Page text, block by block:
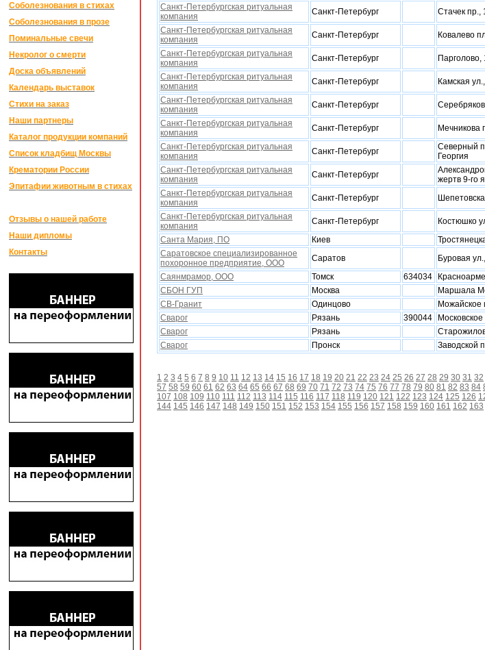
Соболезнования в стихах
Соболезнования в прозе
Поминальные свечи
Некролог о смерти
Доска объявлений
Календарь выставок
Стихи на заказ
Наши партнеры
Каталог продукции компаний
Список кладбищ Москвы
Крематории России
Эпитафии животным в стихах
Отзывы о нашей работе
Наши дипломы
Контакты
Санкт-Петербургская ритуальная
компания
Санкт-Петербург Стачек пр.,
Санкт-Петербургская ритуальная
компания
Санкт-Петербург Ковалево
Санкт-Петербургская ритуальная
компания
Санкт-Петербург
Санкт-Петербургская ритуальная
компания
Санкт-Петербург Камская
Санкт-Петербургская ритуальная
компания
Санкт-Петербург
Санкт-Петербургская ритуальная
компания
Санкт-Петербург Мечникова
Санкт-Петербургская ритуальная
компания
Санкт-Петербург
Северный
Георгия
Санкт-Петербургская ритуальная
компания
Санкт-Петербург
жертв 9-го
Санкт-Петербургская ритуальная
компания
Санкт-Петербург
Санкт-Петербургская ритуальная
компания
Санкт-Петербург Костюшко
Санта Мария, ПО
Киев
Саратовское специализированное
похоронное предприятие, ООО
Саратов Буровая
Саянмрамор, ООО
Томск 634034
СБОН ГУП
Москва Маршала
СВ-Гранит
Одинцово Можайское
Сварог
Рязань 390044
Сварог
Рязань
Сварог
Пронск Заводской
1 2 3 4 5 6 7 8 9 10 11 12 13 14 15 16 17 18 19 20 21 22 23 24 25 26 27 28 29 30 31 32
57 58 59 60 61 62 63 64 65 66 67 68 69 70 71 72 73 74 75 76 77 78 79 80 81 82 83 84
107 108 109 110 111 112 113 114 115 116 117 118 119 120 121 122 123 124 125 126
144 145 146 147 148 149 150 151 152 153 154 155 156 157 158 159 160 161 162 163